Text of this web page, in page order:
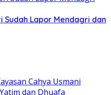
Sudah Lapor Mendagri dan